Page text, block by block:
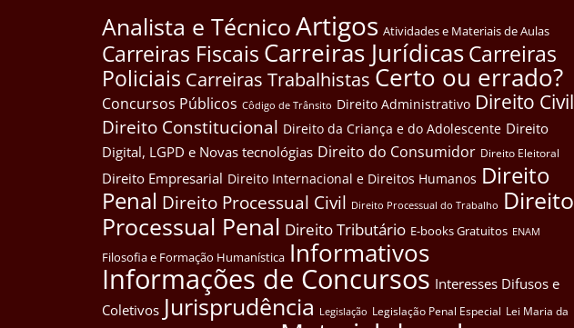
Analista e TécnicoArtigos Atividades e Materiais de Aulas
Carreiras Fiscais Carreiras JurídicasCarreiras
Policiais Carreiras Trabalhistas Certo ou errado?
Concursos Públicos Côdigo de Trânsito Direito Administrativo Direito Civil
Direito Constitucional Direito da Criança e do Adolescente Direito
Digital, LGPD e Novas tecnológias Direito do Consumidor Direito Eleitoral
Direito Empresarial Direito Internacional e Direitos Humanos Direito
Penal Direito Processual Civil Direito Processual do Trabalho Direito
Processual Penal Direito Tributário E-books Gratuitos ENAM
Filosofia e Formação Humanística Informativos
Informações de Concursos Interesses Difusos e
Coletivos Jurisprudência Legislação Legislação Penal Especial Lei Maria da